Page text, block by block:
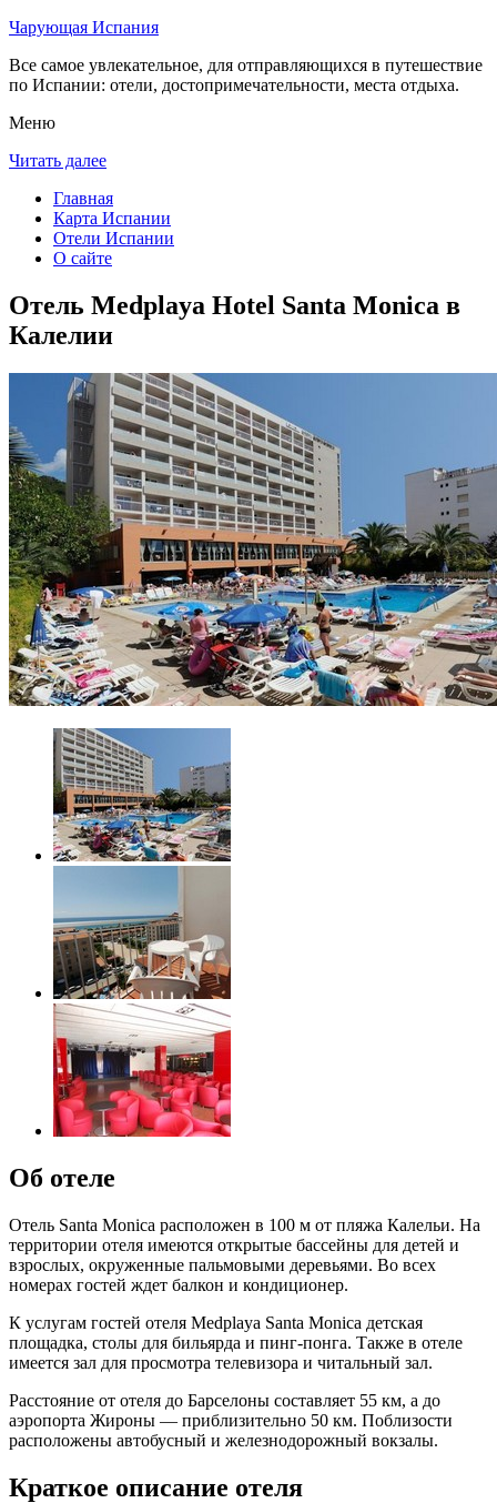
Чарующая Испания
Все самое увлекательное, для отправляющихся в путешествие
по Испании: отели, достопримечательности, места отдыха.
Меню
Читать далее
Главная
Карта Испании
Отели Испании
О сайте
Отель Medplaya Hotel Santa Monica в
Калелии
Об отеле
Отель Santa Monica расположен в 100 м от пляжа Калельи. На
территории отеля имеются открытые бассейны для детей и
взрослых, окруженные пальмовыми деревьями. Во всех
номерах гостей ждет балкон и кондиционер.
К услугам гостей отеля Medplaya Santa Monica детская
площадка, столы для бильярда и пинг-понга. Также в отеле
имеется зал для просмотра телевизора и читальный зал.
Расстояние от отеля до Барселоны составляет 55 км, а до
аэропорта Жироны — приблизительно 50 км. Поблизости
расположены автобусный и железнодорожный вокзалы.
Краткое описание отеля